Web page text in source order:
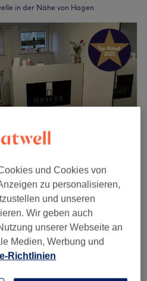
in der Nähe von Hagen
Auf Karte anzeigen
Zahnaufhellung
und Cookies von
zu personalisieren,
und unseren
Wir geben auch
unserer Webseite an
Medien, Werbung und
Richtlinien